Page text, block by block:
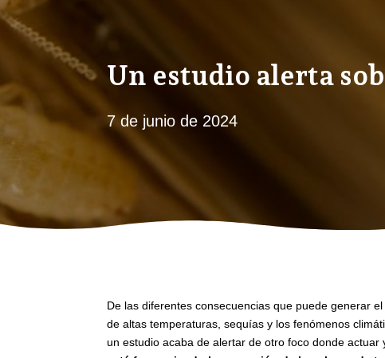
Un estudio alerta
7 de junio de 2024
De las diferentes consecuencias que puede generar
de altas temperaturas, sequías y los fenómenos
un estudio acaba de alertar de otro foco donde